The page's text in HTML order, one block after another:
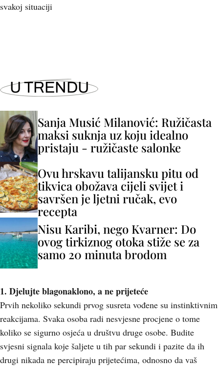
svakoj situaciji
U TRENDU
Sanja Musić Milanović: Ružičasta
maksi suknja uz koju idealno
pristaju - ružičaste salonke
Ovu hrskavu talijansku pitu od
tikvica obožava cijeli svijet i
savršen je ljetni ručak, evo
recepta
Nisu Karibi, nego Kvarner: Do
ovog tirkiznog otoka stiže se za
samo 20 minuta brodom
1. Djelujte blagonaklono, a ne prijeteće
Prvih nekoliko sekundi prvog susreta vođene su instinktivnim
reakcijama. Svaka osoba radi nesvjesne procjene o tome
koliko se sigurno osjeća u društvu druge osobe. Budite
svjesni signala koje šaljete u tih par sekundi i pazite da ih
drugi nikada ne percipiraju prijetećima, odnosno da vaš